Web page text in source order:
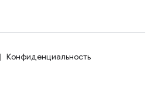
Конфиденциальность